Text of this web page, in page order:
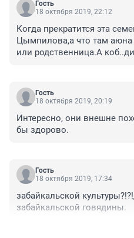
Гость
18 октября 2019, 22:12
Когда прекратится эта
Цымпилова,а что там аюна
или родственница.А
Гость
18 октября 2019, 20:19
Интересно, они внешне
бы здорово.
Гость
18 октября 2019, 17:34
забайкальской
забайкальской говядины.